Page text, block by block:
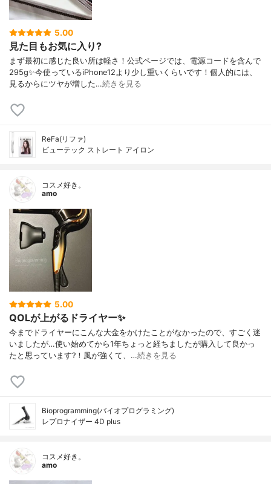
5.00
見た目もお気に入り?
まず最初に感じた良い所は軽さ！公式ページでは、電源コードを含んで
295g✨今使っているiPhone12より少し重いくらいです！個人的には、
見るからにツヤが増した…続きを見る
ReFa(リファ)
ビューテック ストレート アイロン
コスメ好き。
amo
5.00
QOLが上がるドライヤー✨
今までドライヤーにこんな大金をかけたことがなかったので、すごく迷
いましたが…使い始めてから1年ちょっと経ちましたが購入して良かっ
たと思っています?！風が強くて、…続きを見る
Bioprogramming(バイオプログラミング)
レプロナイザー 4D plus
コスメ好き。
amo